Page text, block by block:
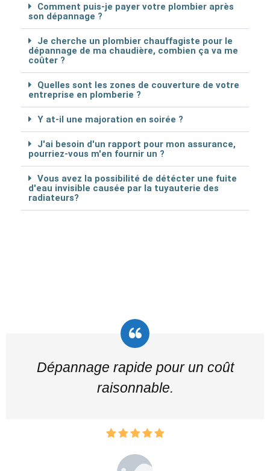
Comment puis-je payer votre plombier après
son dépannage ?
Je cherche un plombier chauffagiste pour le
dépannage de ma chaudière, combien ça va me
coûter ?
Quelles sont les zones de couverture de votre
entreprise en plomberie ?
Y at-il une majoration en soirée ?
J'ai besoin d'un rapport pour mon assurance,
pourriez-vous m'en fournir un ?
Vous avez la possibilité de détécter une fuite
d'eau invisible causée par la tuyauterie des
radiateurs?
Dépannage rapide pour un coût
raisonnable.